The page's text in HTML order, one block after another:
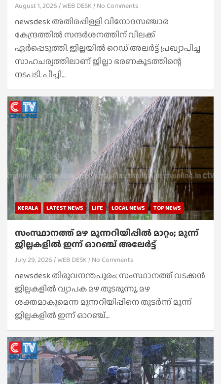
August 1, 2026 WEB DESK No Comments
newsdesk അതിരപ്പിള്ളി വിനോദസഞ്ചാര
കേന്ദ്രത്തില്‍ സന്ദര്‍ശനത്തിന് വിലക്ക്
ഏര്‍പ്പെടുത്തി. ജില്ലയില്‍ റെഡ് അലര്‍ട്ട് പ്രഖ്യാപിച്ച
സാഹചര്യത്തിലാണ് ജില്ലാ ഭരണകൂടത്തിന്റെ
നടപടി. പീച്ചി…
KERALA LATEST NEWS LIFE LOCAL NEWS TOP NEWS
സംസ്ഥാനത്ത് മഴ മുന്നറിയിപ്പില്‍ മാറ്റം; മൂന്ന്
ജില്ലകളിൽ ഇന്ന് ഓറഞ്ച് അലേർട്ട്
July 29, 2026 WEB DESK No Comments
newsdesk തിരുവനന്തപുരം: സംസ്ഥാനത്ത് വടക്കൻ
ജില്ലകളിൽ വ്യാപക മഴ തുടരുന്നു. മഴ
ശക്തമാകുമെന്ന മുന്നറിയിപ്പിനെ തുടർന്ന് മൂന്ന്
ജില്ലകളിൽ ഇന്ന് ഓറഞ്ച്…